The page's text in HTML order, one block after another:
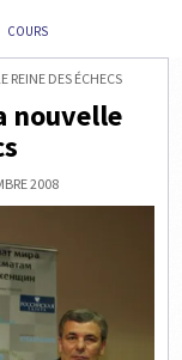
COURS
DES ÉCHECS
nouvelle
2008